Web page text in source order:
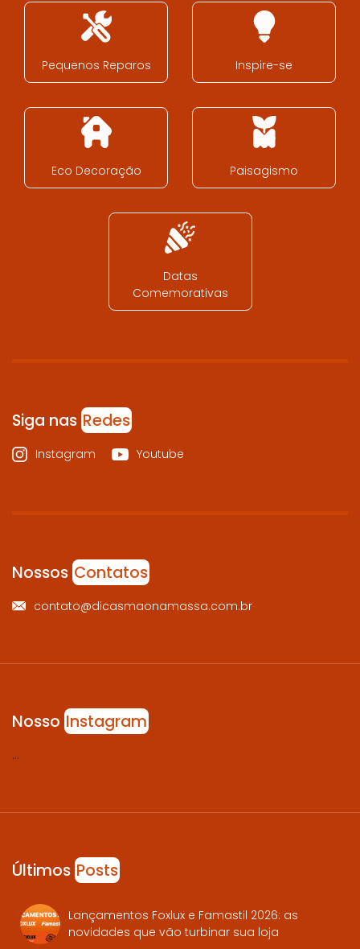
Pequenos Reparos Inspire-se
Eco Decoração Paisagismo
Datas
Comemorativas
Siga nas Redes
Instagram Youtube
Nossos Contatos
contato@dicasmaonamassa.com.br
Nosso Instagram
…
Últimos Posts
Lançamentos Foxlux e Famastil 2026: as
novidades que vão turbinar sua loja